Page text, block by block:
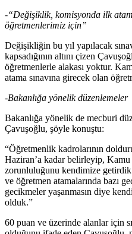
-“Değişiklik, komisyonda ilk
öğretmenlerimiz için”
Değişikliğin bu yıl yapılacak
kapsadığının altını çizen
öğretmenlerle alakası yoktur.
atama sınavına girecek olan
-Bakanlığa yönelik düzenlemeler
Bakanlığa yönelik de mecburi
Çavuşoğlu, şöyle konuştu:
“Öğretmenlik kadrolarının
Haziran’a kadar belirleyip,
zorunluluğunu kendimize
ve öğretmen atamalarında bazı
gecikmeler yaşanmasın diye
olduk.”
60 puan ve üzerinde alanlar için